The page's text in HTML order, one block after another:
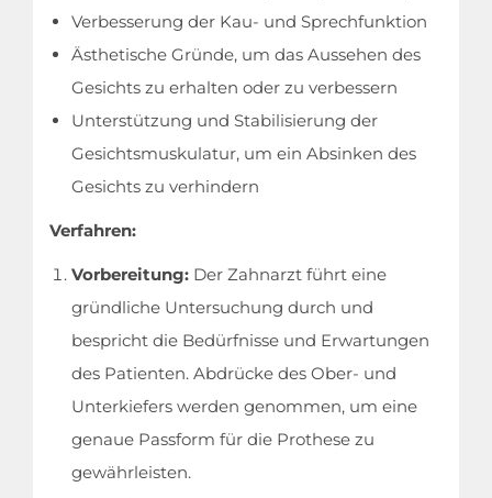
Verbesserung der Kau- und Sprechfunktion
Ästhetische Gründe, um das Aussehen des
Gesichts zu erhalten oder zu verbessern
Unterstützung und Stabilisierung der
Gesichtsmuskulatur, um ein Absinken des
Gesichts zu verhindern
Verfahren:
Vorbereitung: Der Zahnarzt führt eine
gründliche Untersuchung durch und
bespricht die Bedürfnisse und Erwartungen
des Patienten. Abdrücke des Ober- und
Unterkiefers werden genommen, um eine
genaue Passform für die Prothese zu
gewährleisten.